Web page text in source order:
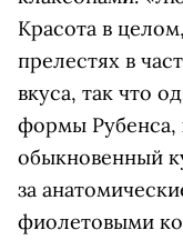
Красота в
прелестях в
вкуса, так что
формы Рубенса,
обыкновенный
за
фиолетовыми